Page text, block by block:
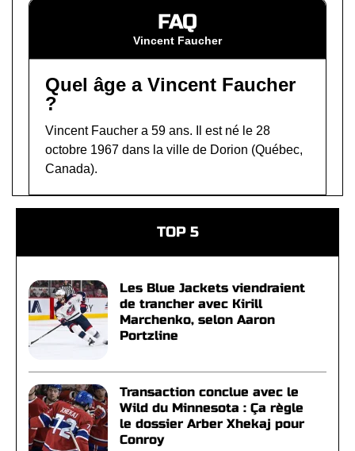
FAQ
Vincent Faucher
Quel âge a Vincent Faucher
?
Vincent Faucher a 59 ans. Il est né le 28
octobre 1967 dans la ville de Dorion (Québec,
Canada).
TOP 5
Les Blue Jackets viendraient
de trancher avec Kirill
Marchenko, selon Aaron
Portzline
Transaction conclue avec le
Wild du Minnesota : Ça règle
le dossier Arber Xhekaj pour
Conroy